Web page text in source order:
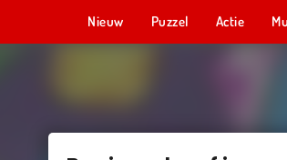
Nieuw Puzzel Actie